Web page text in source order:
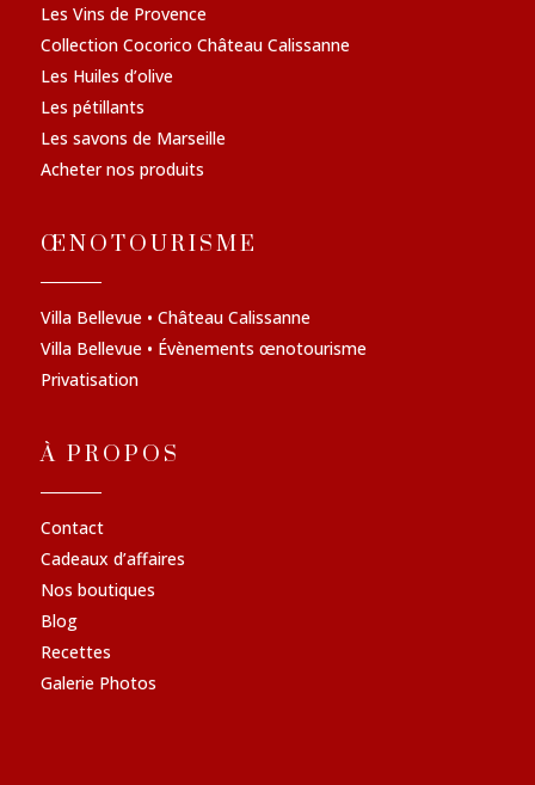
Les Vins de Provence
Collection Cocorico Château Calissanne
Les Huiles d’olive
Les pétillants
Les savons de Marseille
Acheter nos produits
ŒNOTOURISME
Villa Bellevue • Château Calissanne
Villa Bellevue • Évènements œnotourisme
Privatisation
À PROPOS
Contact
Cadeaux d’affaires
Nos boutiques
Blog
Recettes
Galerie Photos